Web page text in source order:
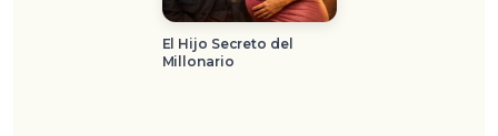
El Hijo Secreto del
Millonario